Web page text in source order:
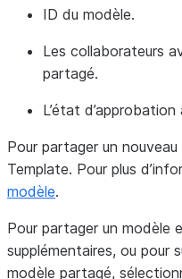
ID du modèle.
Les collaborateurs
partagé.
L’état d’approbation
Pour partager un
Template. Pour plus
modèle.
Pour partager un modèle
supplémentaires, ou pour
modèle partagé,